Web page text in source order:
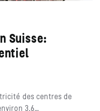
Suisse:
des centres de
3,6…